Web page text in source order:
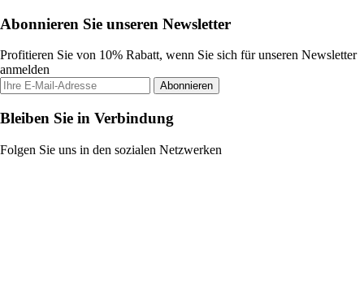
Abonnieren Sie unseren Newsletter
Profitieren Sie von 10% Rabatt, wenn Sie sich für unseren Newsletter
anmelden
Abonnieren
Bleiben Sie in Verbindung
Folgen Sie uns in den sozialen Netzwerken